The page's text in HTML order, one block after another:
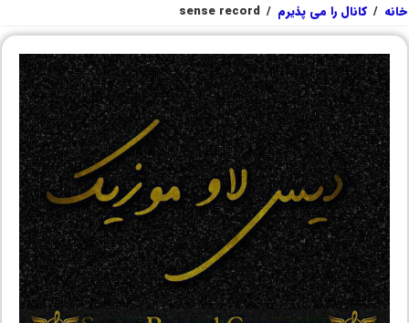
خانه / کانال را می پذیرم /
sense record